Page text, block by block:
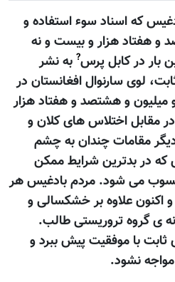
که اسناد سوء استفاده و
و هفتاد هزار و بيست و نه
بار در کابل پرس? به نشر
لوی سارنوال افغانستان در
و هشتصد و هفتاد هزار
مقابل اختلاس های کلان و
مقامات چندان به چشم
که در بدترين شرايط ممکن
می شود. مردم بادغيس هر
اکنون علاوه بر خشکسالی و
ی گروه تروريستی طالب.
ثابت با موفقيت پيش ببرد و
نشود.